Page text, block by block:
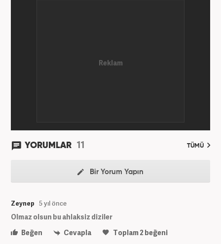
YORUMLAR 11 TÜMÜ
Bir Yorum Yapın
Zeynep 5 yıl önce
Olmaz olsun bu ahlaksiz diziler
Beğen
Cevapla Toplam2 beğeni